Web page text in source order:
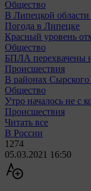
Общество
В Липецкой области
Погода в Липецке
Красный уровень
Общество
БПЛА перехвачены
Происшествия
В районах
Общество
Утро началось не с
Происшествия
Читать все
В России
1274
05.03.2021 16:50